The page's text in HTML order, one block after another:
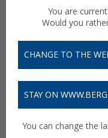
You are
Would you
CHANGE TO THE
STAY ON
You can change the